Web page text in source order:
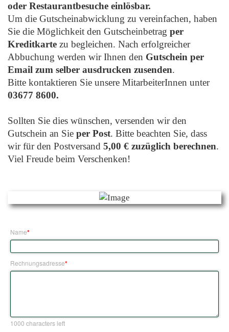
oder Restaurantbesuche einlösbar.
Um die Gutscheinabwicklung zu vereinfachen, haben
Sie die Möglichkeit den Gutscheinbetrag per
Kreditkarte zu begleichen. Nach erfolgreicher
Abbuchung werden wir Ihnen den Gutschein per
Email zum selber ausdrucken zusenden.
Bitte kontaktieren Sie unsere MitarbeiterInnen unter
03677 8600.
Sollten Sie dies wünschen, versenden wir den
Gutschein an Sie per Post. Bitte beachten Sie, dass
wir für den Postversand 5,00 € zuzüglich berechnen.
Viel Freude beim Verschenken!
Name*
Rechnungsadresse*
1000 characters left